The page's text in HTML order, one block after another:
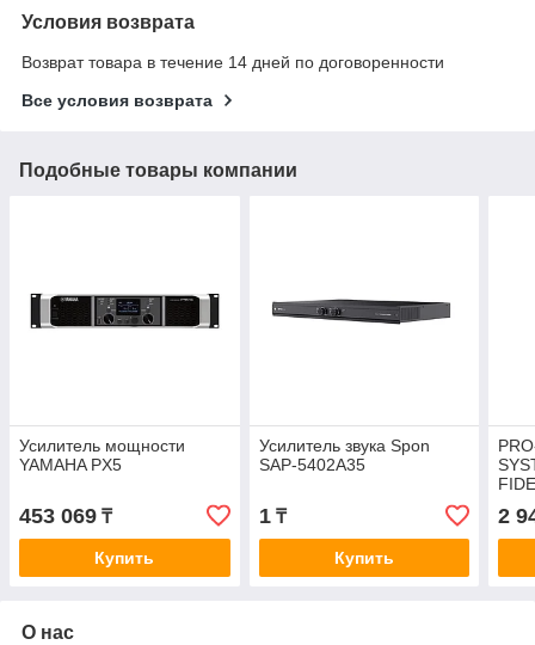
Условия возврата
Возврат товара в течение 14 дней по договоренности
Все условия возврата
Подобные товары компании
Усилитель мощности
YAMAHA PX5
453 069 ₸
Купить
Усилитель звука Spon
SAP-5402A35
1₸
Купить
2
О нас